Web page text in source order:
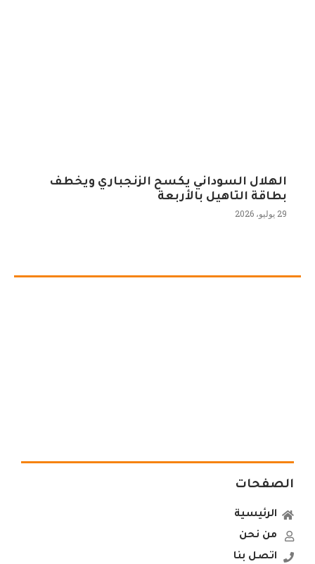
الهلال السوداني يكسح الزنجباري ويخطف
بطاقة التاهيل بالأربعة
29 يوليو، 2026
الصفحات
الرئيسية
من نحن
اتصل بنا